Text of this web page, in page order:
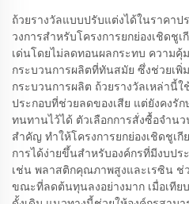
ถ้วยรางวัลแบบปรับแต่งได้ในราคา
วงการสำหรับโครงการยกย่องเชิดชู
เด่นโดยไม่ลดทอนผลกระทบ ความคุ้
กระบวนการผลิตที่ทันสมัย ซึ่งช่วยเ
กระบวนการผลิต ถ้วยรางวัลเหล่านี้
ประกอบที่ช่วยลดของเสีย แต่ยังคงรั
ทนทานไว้ได้ ตัวเลือกการสั่งซื้อจำน
สำคัญ ทำให้โครงการยกย่องเชิดชูเ
การได้ง่ายขึ้นสำหรับองค์กรที่มีงบป
เช่น พลาสติกคุณภาพสูงและเรซิน ช่
ขณะที่ลดต้นทุนลงอย่างมาก เมื่อเทีย